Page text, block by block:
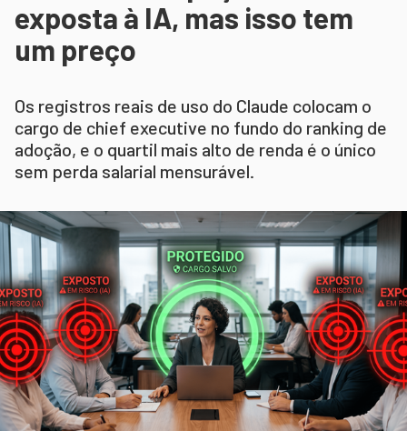
exposta à IA, mas isso tem
um preço
Os registros reais de uso do Claude colocam o
cargo de chief executive no fundo do ranking de
adoção, e o quartil mais alto de renda é o único
sem perda salarial mensurável.